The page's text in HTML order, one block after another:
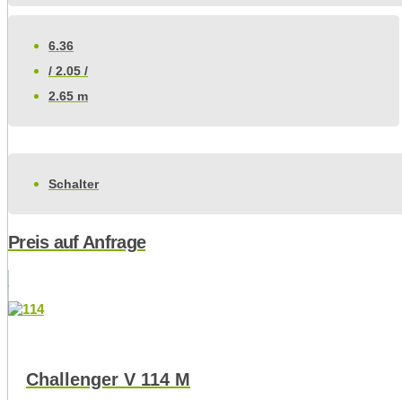
6.36
/ 2.05 /
2.65 m
Schalter
Preis auf Anfrage
Challenger V 114 M